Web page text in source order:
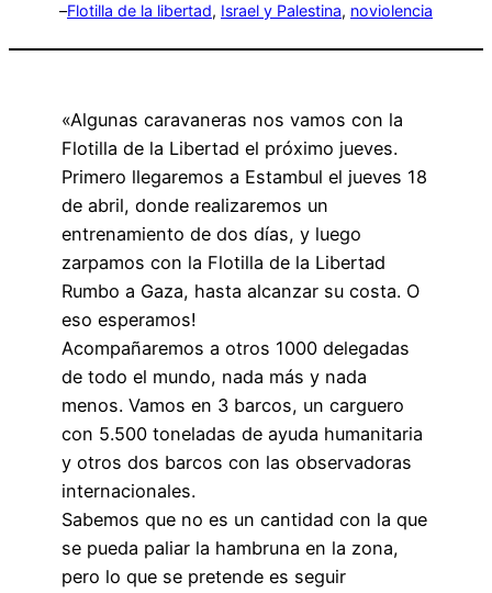
–Flotilla de la libertad, Israel y Palestina, noviolencia
«Algunas caravaneras nos vamos con la
Flotilla de la Libertad el próximo jueves.
Primero llegaremos a Estambul el jueves 18
de abril, donde realizaremos un
entrenamiento de dos días, y luego
zarpamos con la Flotilla de la Libertad
Rumbo a Gaza, hasta alcanzar su costa. O
eso esperamos!
Acompañaremos a otros 1000 delegadas
de todo el mundo, nada más y nada
menos. Vamos en 3 barcos, un carguero
con 5.500 toneladas de ayuda humanitaria
y otros dos barcos con las observadoras
internacionales.
Sabemos que no es un cantidad con la que
se pueda paliar la hambruna en la zona,
pero lo que se pretende es seguir